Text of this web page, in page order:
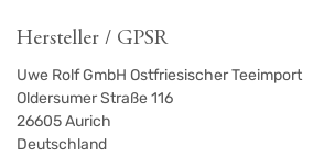
Hersteller / GPSR
Uwe Rolf GmbH Ostfriesischer Teeimport
Oldersumer Straße 116
26605Aurich
Deutschland